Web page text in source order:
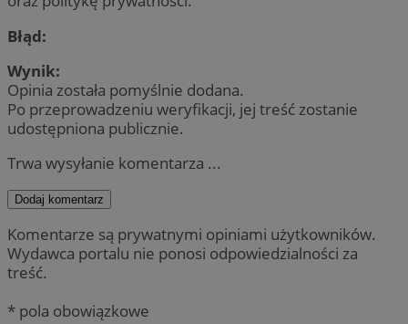
Błąd:
Wynik:
Opinia została pomyślnie dodana.
Po przeprowadzeniu weryfikacji, jej treść zostanie
udostępniona publicznie.
Trwa wysyłanie komentarza ...
Dodaj komentarz
Komentarze są prywatnymi opiniami użytkowników.
Wydawca portalu nie ponosi odpowiedzialności za
treść.
* pola obowiązkowe